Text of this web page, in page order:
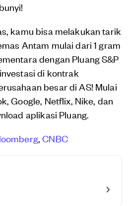
kamu bisa melakukan tarik
Antam mulai dari 1 gram
dengan Pluang S&P
di kontrak
besar di AS! Mulai
Google, Netflix, Nike, dan
aplikasi Pluang.
,CNBC